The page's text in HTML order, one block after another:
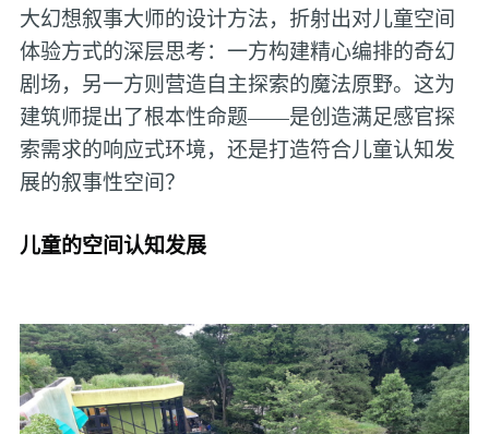
大幻想叙事大师的设计方法，折射出对儿童空间
体验方式的深层思考：一方构建精心编排的奇幻
剧场，另一方则营造自主探索的魔法原野。这为
建筑师提出了根本性命题——是创造满足感官探
索需求的响应式环境，还是打造符合儿童认知发
展的叙事性空间？
儿童的空间认知发展